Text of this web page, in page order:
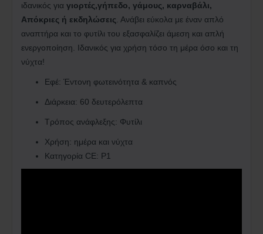
ιδανικός για γιορτές,γήπεδο, γάμους, καρναβάλι,
Απόκριες ή εκδηλώσεις . Ανάβει εύκολα με έναν απλό
αναπτήρα και το φυτίλι του εξασφαλίζει άμεση και απλή
ενεργοποίηση. Ιδανικός για χρήση τόσο τη μέρα όσο και τη
νύχτα!
Εφέ: Έντονη φωτεινότητα & καπνός
Διάρκεια: 60 δευτερόλεπτα
Τρόπος ανάφλεξης: Φυτίλι
Χρήση: ημέρα και νύχτα
Κατηγορία CE: P1